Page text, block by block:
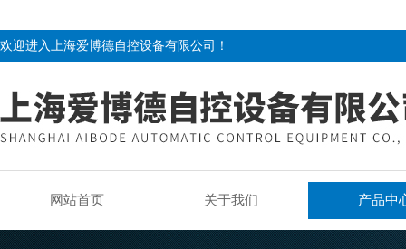
欢迎进入上海爱博德自控设备有限公司！
网站首页 关于我们 产品中